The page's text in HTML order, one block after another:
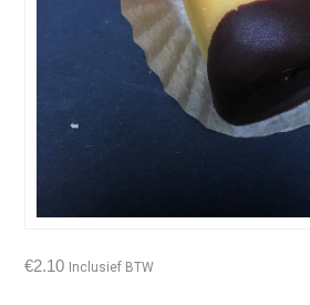
€2.10 Inclusief BTW